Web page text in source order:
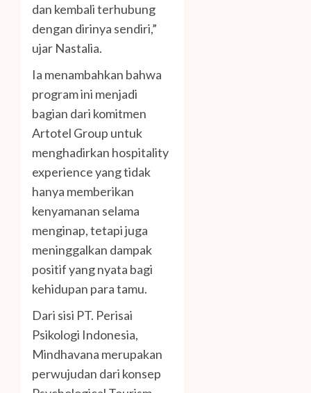
dan kembali terhubung
dengan dirinya sendiri,”
ujar Nastalia.
Ia menambahkan bahwa
program ini menjadi
bagian dari komitmen
Artotel Group untuk
menghadirkan hospitality
experience yang tidak
hanya memberikan
kenyamanan selama
menginap, tetapi juga
meninggalkan dampak
positif yang nyata bagi
kehidupan para tamu.
Dari sisi PT. Perisai
Psikologi Indonesia,
Mindhavana merupakan
perwujudan dari konsep